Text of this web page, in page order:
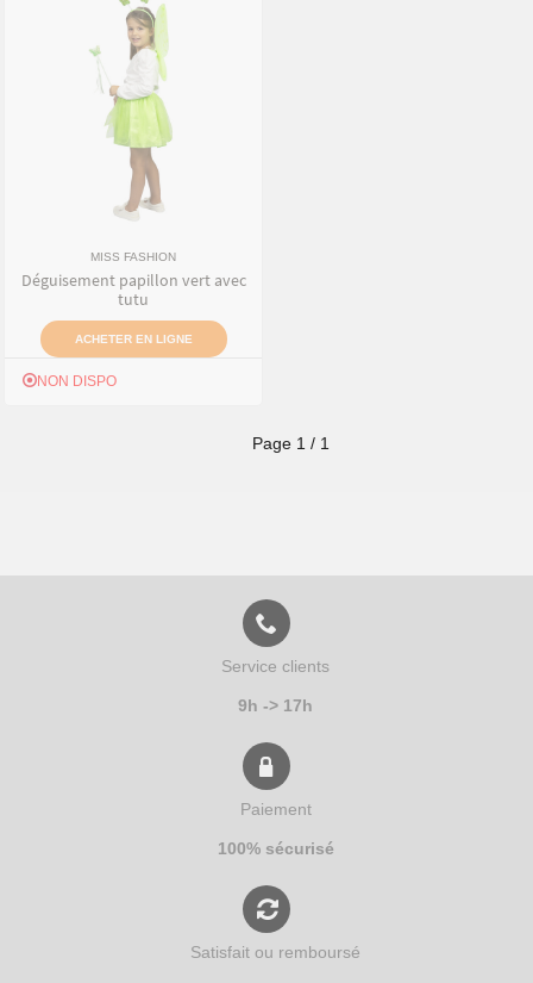
MISS FASHION
Déguisement papillon vert avec
tutu
ACHETER EN LIGNE
NON DISPO
Page 1 / 1
Service clients
9h -> 17h
Paiement
100% sécurisé
Satisfait ou remboursé